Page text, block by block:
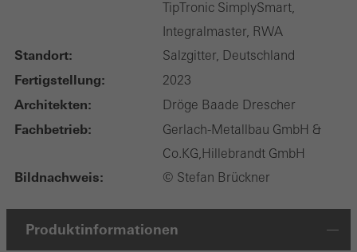
TipTronic SimplySmart,
Integralmaster, RWA
Standort: Salzgitter, Deutschland
Fertigstellung: 2023
Architekten: Dröge Baade Drescher
Fachbetrieb:
Gerlach-Metallbau GmbH &
Co.KG,Hillebrandt GmbH
Bildnachweis: © Stefan Brückner
Produktinformationen